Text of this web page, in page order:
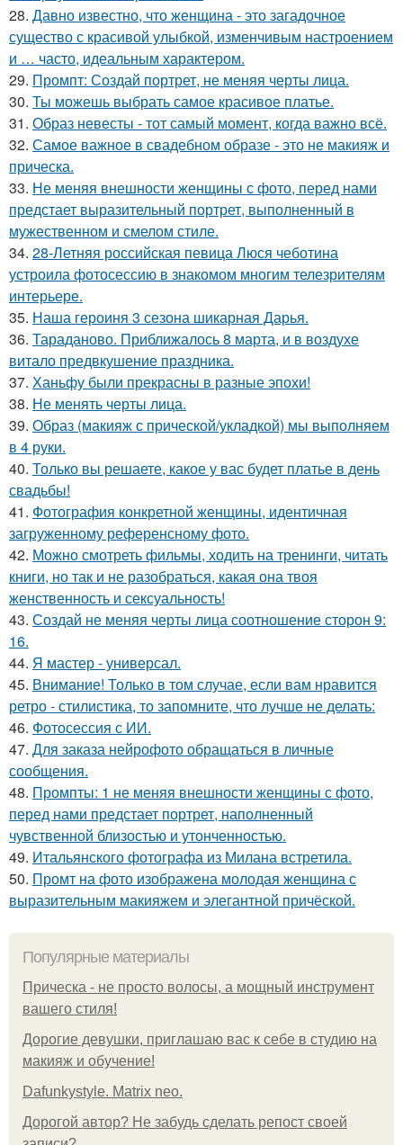
28. Давно известно, что женщина - это загадочное
существо с красивой улыбкой, изменчивым настроением
и … часто, идеальным характером.
29. Промпт: Создай портрет, не меняя черты лица.
30. Ты можешь выбрать самое красивое платье.
31. Образ невесты - тот самый момент, когда важно всё.
32. Самое важное в свадебном образе - это не макияж и
прическа.
33. Не меняя внешности женщины с фото, перед нами
предстает выразительный портрет, выполненный в
мужественном и смелом стиле.
34. 28-Летняя российская певица Люся чеботина
устроила фотосессию в знакомом многим телезрителям
интерьере.
35. Наша героиня 3 сезона шикарная Дарья.
36. Тараданово. Приближалось 8 марта, и в воздухе
витало предвкушение праздника.
37. Ханьфу были прекрасны в разные эпохи!
38. Не менять черты лица.
39. Образ (макияж с прической/укладкой) мы выполняем
в 4 руки.
40. Только вы решаете, какое у вас будет платье в день
свадьбы!
41. Фотография конкретной женщины, идентичная
загруженному референсному фото.
42. Можно смотреть фильмы, ходить на тренинги, читать
книги, но так и не разобраться, какая она твоя
женственность и сексуальность!
43. Создай не меняя черты лица соотношение сторон 9:
16.
44. Я мастер - универсал.
45. Внимание! Только в том случае, если вам нравится
ретро - стилистика, то запомните, что лучше не делать:
46. Фотосессия с ИИ.
47. Для заказа нейрофото обращаться в личные
сообщения.
48. Промпты: 1 не меняя внешности женщины с фото,
перед нами предстает портрет, наполненный
чувственной близостью и утонченностью.
49. Итальянского фотографа из Милана встретила.
50. Промт на фото изображена молодая женщина с
выразительным макияжем и элегантной причёской.
Популярные материалы
Прическа - не просто волосы, а мощный инструмент
вашего стиля!
Дорогие девушки, приглашаю вас к себе в студию на
макияж и обучение!
Dafunkystyle. Matrix neo.
Дорогой автор? Не забудь сделать репост своей